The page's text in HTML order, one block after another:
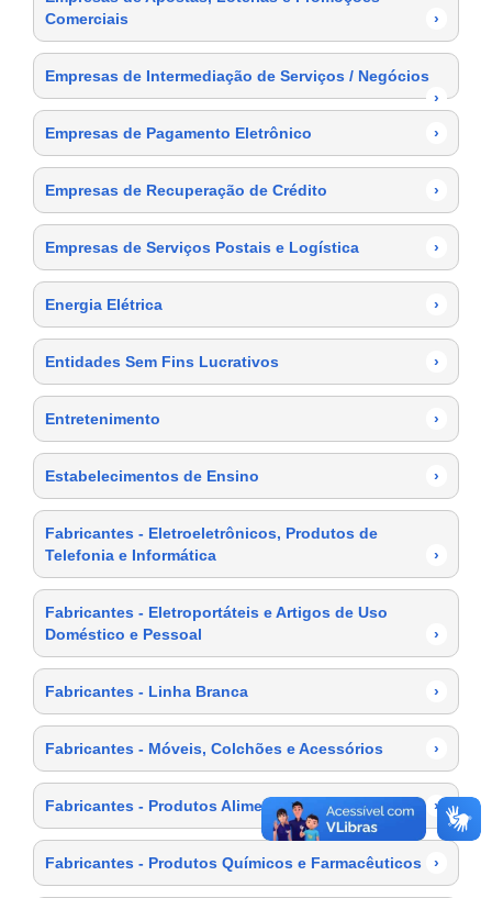
Comerciais
›
Empresas de Intermediação de Serviços / Negócios
›
Empresas de Pagamento Eletrônico
›
Empresas de Recuperação de Crédito ›
Empresas de Serviços Postais e Logística ›
Energia Elétrica ›
Entidades Sem Fins Lucrativos ›
Entretenimento ›
Estabelecimentos de Ensino ›
Fabricantes - Eletroeletrônicos, Produtos de
Telefonia e Informática
›
Fabricantes - Eletroportáteis e Artigos de Uso
Doméstico e Pessoal
›
Fabricantes - Linha Branca ›
Fabricantes - Móveis, Colchões e Acessórios ›
Fabricantes - Produtos Alimentícios ›
Fabricantes - Produtos Químicos e Farmacêuticos ›